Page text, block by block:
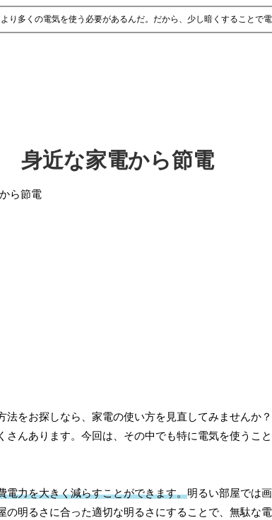
り多くの電気を使う必要があるんだ。だから、少し暗くすることで電
身近な家電から節電
をお探しなら、家電の使い方を見直してみませんか
さんあります。今回は、その中でも特に電気を使うこ
電力を大きく減らすことができます。明るい部屋では
明るさに合った適切な明るさにすることで、無駄な